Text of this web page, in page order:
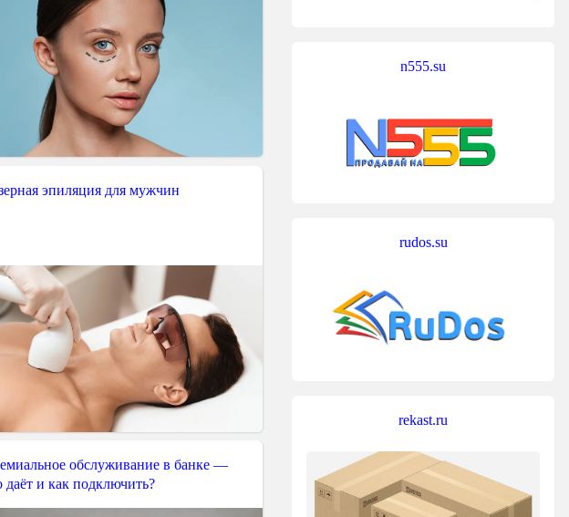
эпиляция для мужчин
обслуживание в банке —
даёт и как подключить?
n555.su
rudos.su
rekast.ru